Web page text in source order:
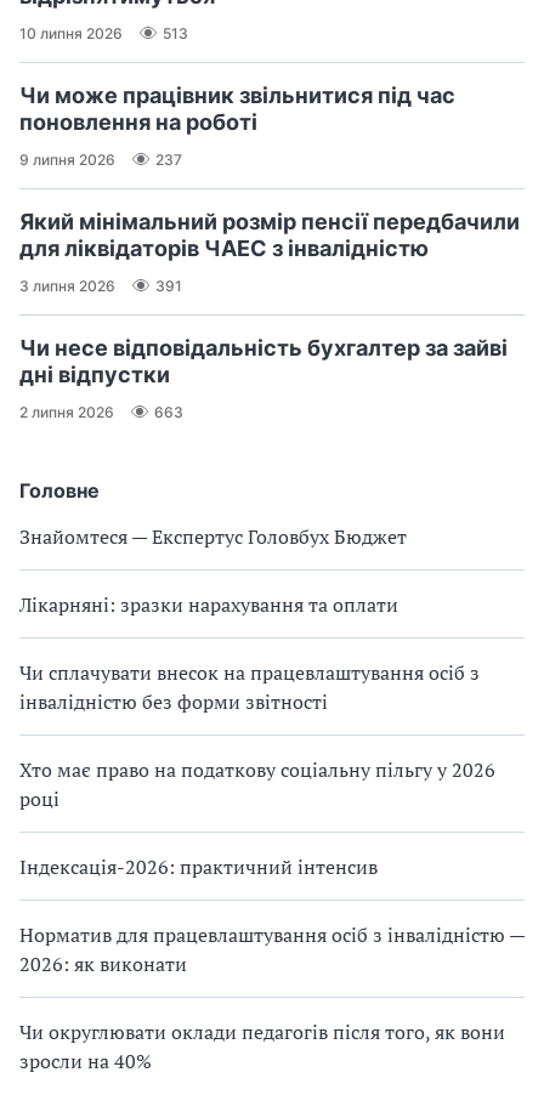
Головне
Знайомтеся — Експертус Головбух Бюджет
Лікарняні: зразки нарахування та оплати
Чи сплачувати внесок на працевлаштування осіб з
інвалідністю без форми звітності
Хто має право на податкову соціальну пільгу у 2026
році
Індексація-2026: практичний інтенсив
Норматив для працевлаштування осіб з інвалідністю —
2026: як виконати
Чи округлювати оклади педагогів після того, як вони
зросли на 40%
10 липня 2026 513
Чи може працівник звільнитися під час
поновлення на роботі
9 липня 2026 237
Який мінімальний розмір пенсії передбачили
для ліквідаторів ЧАЕС з інвалідністю
3 липня 2026 391
Чи несе відповідальність бухгалтер за зайві
дні відпустки
2 липня 2026 663